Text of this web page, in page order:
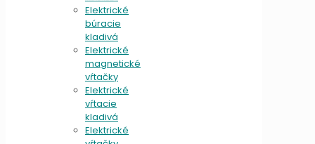
Elektrické
búracie
kladivá
Elektrické
magnetické
vŕtačky
Elektrické
vŕtacie
kladivá
Elektrické